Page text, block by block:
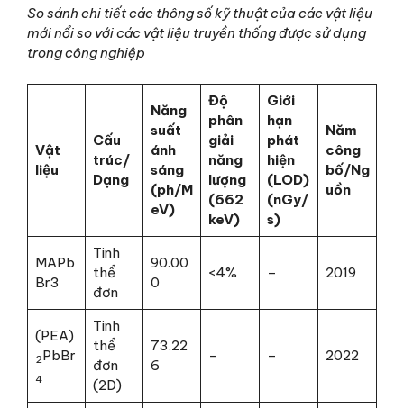
So sánh chi tiết các thông số kỹ thuật của các vật liệu
mới nổi so với các vật liệu truyền thống được sử dụng
trong công nghiệp
Vật
liệu
Cấu
trúc/
Dạng
Năng
suất
ánh
sáng
(ph/M
eV)
Độ
phân
giải
năng
lượng
(662
keV)
Giới
hạn
phát
hiện
(LOD)
(nGy/
s)
Năm
công
bố/Ng
uồn
MAPb
Br3
Tinh
thể
đơn
90.00
0
<4% – 2019
(PEA)
2PbBr
4
Tinh
thể
đơn
(2D)
73.22
6
– – 2022